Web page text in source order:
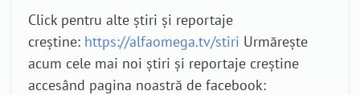
Click pentru alte știri și reportaje
creștine: https://alfaomega.tv/stiri Urmărește
acum cele mai noi știri și reportaje creștine
accesând pagina noastră de facebook: